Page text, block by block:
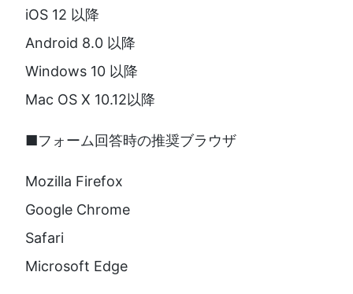
iOS 12 以降
Android 8.0 以降
Windows 10 以降
Mac OS X 10.12以降
■フォーム回答時の推奨ブラウザ
Mozilla Firefox
Google Chrome
Safari
Microsoft Edge